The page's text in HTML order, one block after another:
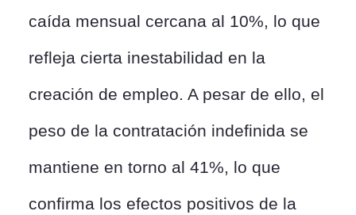
caída mensual cercana al 10%, lo que
refleja cierta inestabilidad en la
creación de empleo. A pesar de ello, el
peso de la contratación indefinida se
mantiene en torno al 41%, lo que
confirma los efectos positivos de la